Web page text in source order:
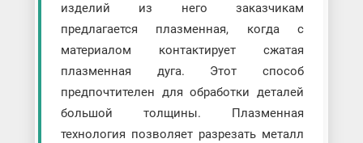
изделий из него заказчикам
предлагается плазменная, когда с
материалом контактирует сжатая
плазменная дуга. Этот способ
предпочтителен для обработки деталей
большой толщины. Плазменная
технология позволяет разрезать металл